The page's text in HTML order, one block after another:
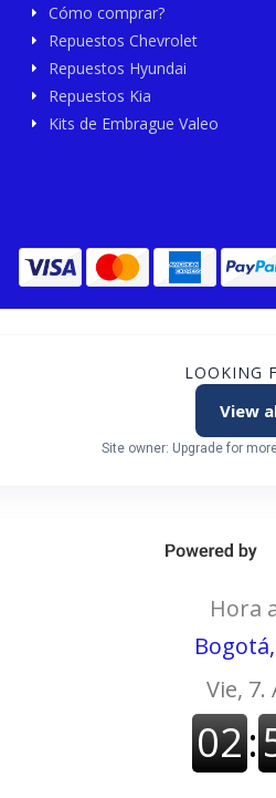
Cómo comprar?
Repuestos Chevrolet
Repuestos Hyundai
Repuestos Kia
Kits de Embrague Valeo
LOOKING
View
Site owner: Upgrade for
Hora